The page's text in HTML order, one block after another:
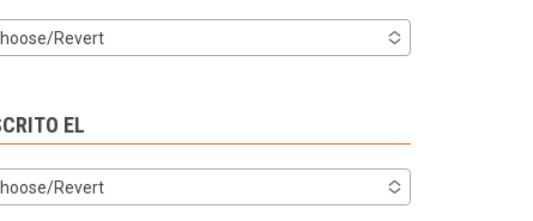
Revert
EL
Revert